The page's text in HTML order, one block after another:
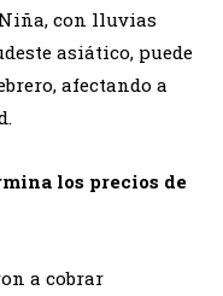
con lluvias
asiático, puede
afectando a
los precios de
a cobrar